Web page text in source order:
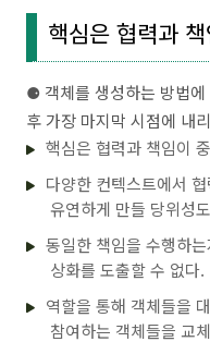
핵심은 협력과 책
⚈ 객체를 생성하는 방법
후 가장 마지막 시점에 내
핵심은 협력과 책임이
다양한 컨텍스트에서
유연하게 만들 당위성
동일한 책임을 수행하
상화를 도출할 수 없다.
역할을 통해 객체들을
참여하는 객체들을 교